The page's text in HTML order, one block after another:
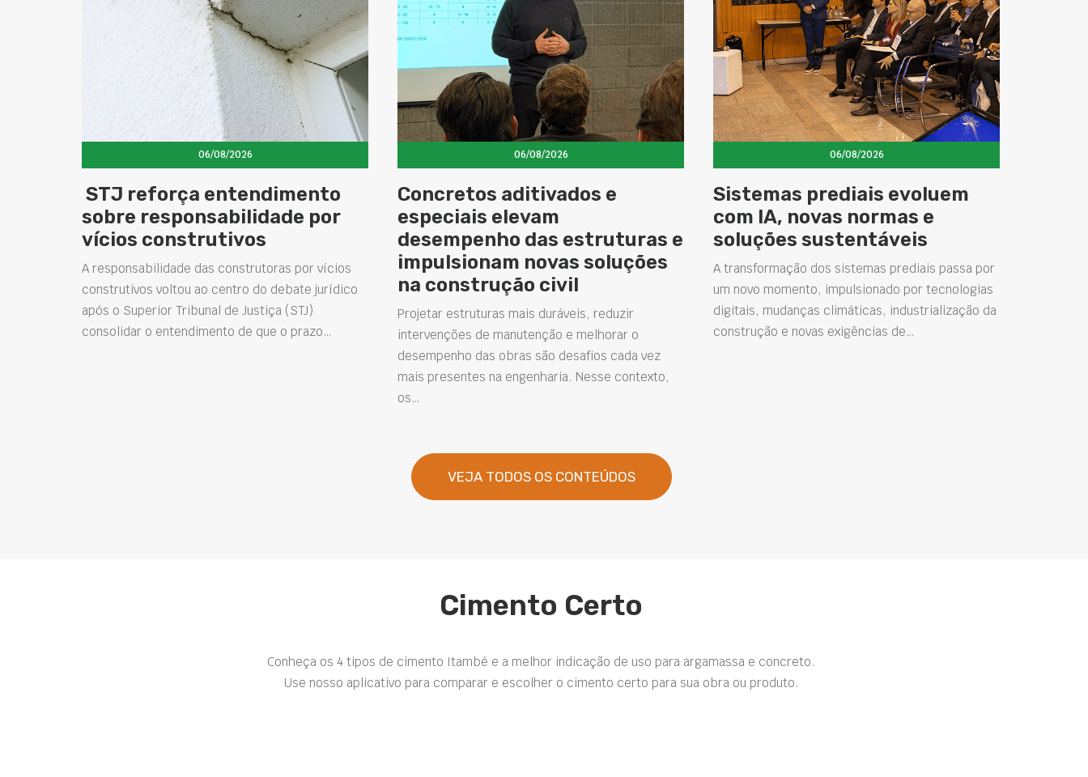
06/08/2026
STJ reforça entendimento
sobre responsabilidade por
vícios construtivos
A responsabilidade das construtoras por vícios
construtivos voltou ao centro do debate jurídico
após o Superior Tribunal de Justiça (STJ)
consolidar o entendimento de que o prazo…
06/08/2026
Concretos aditivados e
especiais elevam
desempenho das estruturas e
impulsionam novas soluções
na construção civil
Projetar estruturas mais duráveis, reduzir
intervenções de manutenção e melhorar o
desempenho das obras são desafios cada vez
mais presentes na engenharia. Nesse contexto,
os…
06/08/2026
Sistemas prediais evoluem
com IA, novas normas e
soluções sustentáveis
A transformação dos sistemas prediais passa por
um novo momento, impulsionado por tecnologias
digitais, mudanças climáticas, industrialização da
construção e novas exigências de…
VEJA TODOS OS CONTEÚDOS
Cimento Certo
Conheça os 4 tipos de cimento Itambé e a melhor indicação de uso para argamassa e concreto.
Use nosso aplicativo para comparar e escolher o cimento certo para sua obra ou produto.